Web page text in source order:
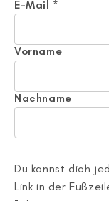
E-Mail *
Vorname
Nachname
Du kannst dich
Link in der